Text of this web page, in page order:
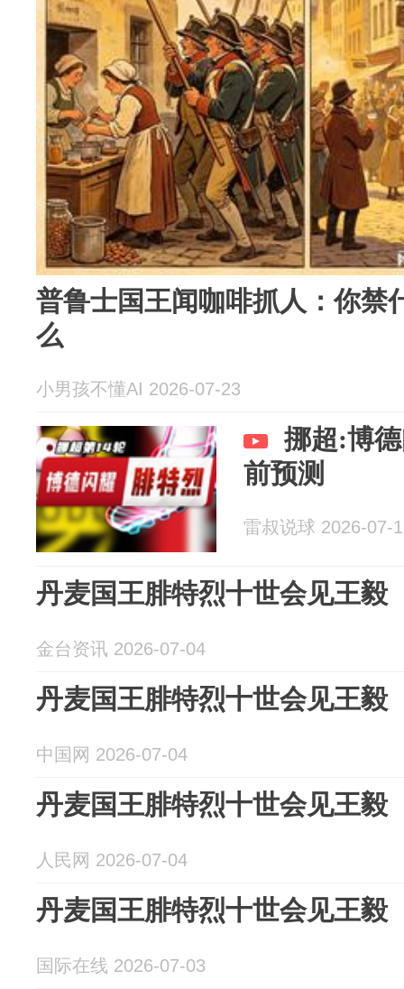
普鲁士国王闻咖啡抓人：你禁
么
小男孩不懂AI 2026-07-23
挪超:博
前预测
雷叔说球 2026-07-
丹麦国王腓特烈十世会见王毅
金台资讯 2026-07-04
丹麦国王腓特烈十世会见王毅
中国网 2026-07-04
丹麦国王腓特烈十世会见王毅
人民网 2026-07-04
丹麦国王腓特烈十世会见王毅
国际在线 2026-07-03